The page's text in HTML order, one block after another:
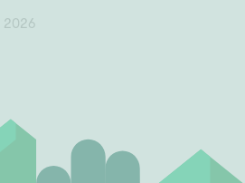
2026